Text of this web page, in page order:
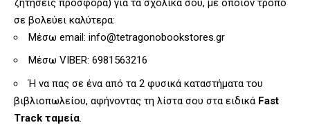
ζητήσεις προσφορά) για τα σχολικά σου, με όποιον τρόπο
σε βολεύει καλύτερα:
Μέσω email: info@tetragonobookstores.gr
Μέσω VIBER: 6981563216
Ή να πας σε ένα από τα 2 φυσικά καταστήματα του
βιβλιοπωλείου, αφήνοντας τη λίστα σου στα ειδικά Fast
Track ταμεία.